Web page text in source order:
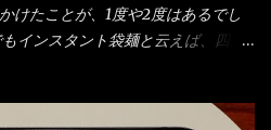
直径30cmほどあります。 そこに
ーがかかっています。 カレーは辛
す。 それも揚げたての熱々です。
けたことが、1度や2度はあるでし
インスタント袋麺と云えば、四角
で見かけ思わず手に取って買い物篭